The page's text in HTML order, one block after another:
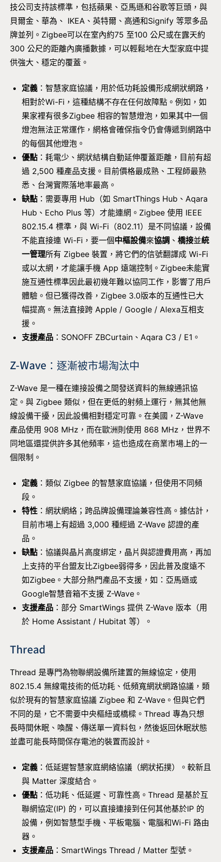
技公司支持該標準，包括蘋果、亞馬遜和谷歌等巨頭，與
貝爾金、華為、 IKEA、英特爾、高通和Signify 等眾多品
牌並列。Zigbee可以在室內約75 至100 公尺或在露天約
300 公尺的距離內廣播數據，可以輕鬆地在大型家庭中提
供強大、穩定的覆蓋。
定義 ：智慧家庭協議，用於低功耗設備形成網狀網路，
相對於Wi-Fi，這種結構不存在任何故障點。例如，如
果家裡有很多Zigbee 相容的智慧燈泡，如果其中一個
燈泡無法正常運作，網格會確保指令仍會傳遞到網路中
的每個其他燈泡。
優點 ：耗電少、網狀結構自動延伸覆蓋距離，目前有超
過 2,500 種產品支援。目前價格最成熟、工程師最熟
悉、台灣實際落地率最高。
缺點 ：需要專用 Hub（如 SmartThings Hub、Aqara
Hub、Echo Plus 等）才能連網。Zigbee 使用 IEEE
802.15.4 標準，與 Wi-Fi（802.11）是不同協議，設備
不能直接連 Wi-Fi，要一個中樞設備來協調 、 橋接並統
一管理所有 Zigbee 裝置，將它們的信號翻譯成 Wi-Fi
或以太網，才能讓手機 App 遠端控制。Zigbee未能實
施互通性標準因此最初幾年難以協同工作，影響了用戶
體驗。但已獲得改善，Zigbee 3.0版本的互通性已大
幅提高。無法直接跨 Apple / Google / Alexa互相支
援。
支援產品 ：SONOFF ZBCurtain、Aqara C3 / E1。
Z-Wave：逐漸被市場淘汰中
Z-Wave 是一種在連接設備之間發送資料的無線通訊協
定。與 Zigbee 類似，但在更低的射頻上運行，無其他無
線設備干擾，因此設備相對穩定可靠。在美國，Z-Wave
產品使用 908 MHz，而在歐洲則使用 868 MHz，世界不
同地區還提供許多其他頻率，這也造成在商業市場上的一
個限制。
定義 ：類似 Zigbee 的智慧家庭協議，但使用不同頻
段。
特性 ：網狀網絡；跨品牌設備理論兼容性高。據估計，
目前市場上有超過 3,000 種經過 Z-Wave 認證的產
品。
缺點 ：協議與晶片高度綁定，晶片與認證費用高，再加
上支持的平台盟友比Zigbee弱得多，因此普及度遠不
如Zigbee。大部分熱門產品不支援，如：亞馬遜或
Google智慧音箱不支援 Z-Wave。
支援產品 ：部分 SmartWings 提供 Z-Wave 版本（用
於 Home Assistant / Hubitat 等）。
Thread
Thread 是專門為物聯網設備所建置的無線協定，使用
802.15.4 無線電技術的低功耗、低頻寬網狀網路協議，類
似於現有的智慧家庭協議 Zigbee 和 Z-Wave。但與它們
不同的是，它不需要中央樞紐或橋樑。Thread 專為只想
長時間休眠、喚醒、傳送單一資料包，然後返回休眠狀態
並盡可能長時間保存電池的裝置而設計。
定義 ：低延遲智慧家庭網絡協議（網狀拓撲）。較新且
與 Matter 深度結合。
優點 ：低功耗、低延遲、可靠性高。Thread 是基於互
聯網協定(IP) 的，可以直接連接到任何其他基於IP 的
設備，例如智慧型手機、平板電腦、電腦和Wi-Fi 路由
器。
支援產品 ：SmartWings Thread / Matter 型號。